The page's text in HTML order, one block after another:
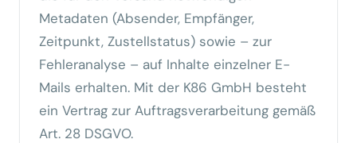
Metadaten (Absender, Empfänger,
Zeitpunkt, Zustellstatus) sowie – zur
Fehleranalyse – auf Inhalte einzelner E-
Mails erhalten. Mit der K86 GmbH besteht
ein Vertrag zur Auftragsverarbeitung gemäß
Art. 28 DSGVO.